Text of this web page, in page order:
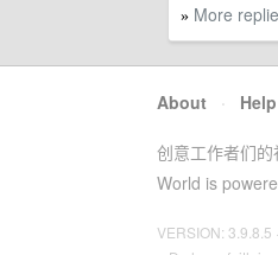
» More
About · Help
创意工作者们的
World is
VERSION: 3.9.8.5